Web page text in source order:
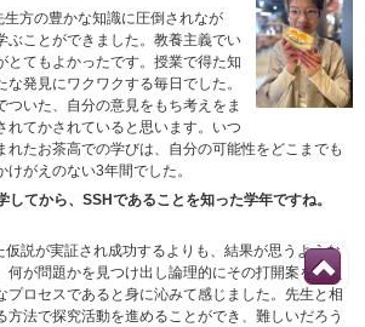
方の豊かな知識に圧倒されなが
ぶことができました。教養主義でい
とてもよかったです。授業で得た知
発見にワクワクする毎日でした。
ついた、自分の意見をもち考えをま
れてかされていると思います。いつ
れたお茶高での学びは、自分の可能性をどこまでも
がえのない3年間でした。
てから、SSHであることを知った学年ですね。
説が実証され成功するよりも、結果が思うような
何が問題かを見つけ出し論理的にその打開案を考え
プロセスであると身に沁みて感じました。先生と相
方法で探究活動を進めることができ、難しいだろう